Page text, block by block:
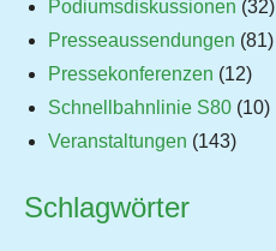
Podiumsdiskussionen (32)
Presseaussendungen (81)
Pressekonferenzen (12)
Schnellbahnlinie S80 (10)
Veranstaltungen (143)
Schlagwörter